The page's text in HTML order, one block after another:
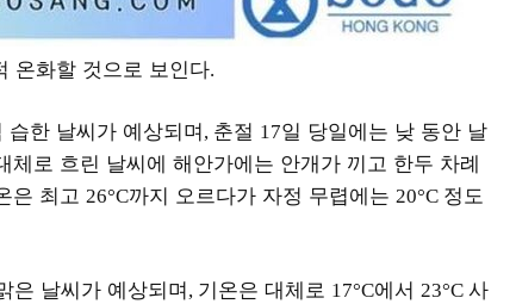
온화할 것으로 보인다.
한 날씨가 예상되며, 춘절 17일 당일에는 낮 동안 날
체로 흐린 날씨에 해안가에는 안개가 끼고 한두 차례
은 최고 26°C까지 오르다가 자정 무렵에는 20°C 정도
은 날씨가 예상되며, 기온은 대체로 17°C에서 23°C 사